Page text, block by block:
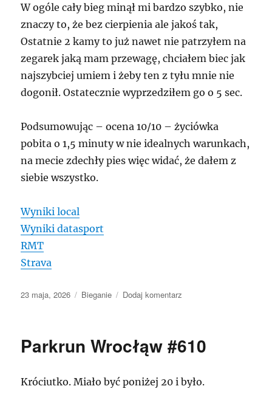
W ogóle cały bieg minął mi bardzo szybko, nie
znaczy to, że bez cierpienia ale jakoś tak,
Ostatnie 2 kamy to już nawet nie patrzyłem na
zegarek jaką mam przewagę, chciałem biec jak
najszybciej umiem i żeby ten z tyłu mnie nie
dogonił. Ostatecznie wyprzedziłem go o 5 sec.
Podsumowując – ocena 10/10 – życiówka
pobita o 1,5 minuty w nie idealnych warunkach,
na mecie zdechły pies więc widać, że dałem z
siebie wszystko.
Wyniki local
Wyniki datasport
RMT
Strava
Data
23 maja, 2026 Kategorie
Bieganie Dodaj komentarz
w
Parkrun Wrocłąw #610
Króciutko. Miało być poniżej 20 i było.